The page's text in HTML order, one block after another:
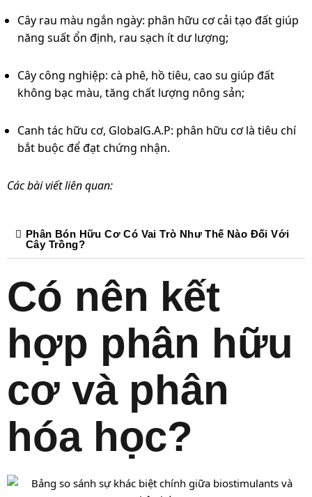
Cây rau màu ngắn ngày: phân hữu cơ cải tạo đất giúp
năng suất ổn định, rau sạch ít dư lượng;
Cây công nghiệp: cà phê, hồ tiêu, cao su giúp đất
không bạc màu, tăng chất lượng nông sản;
Canh tác hữu cơ, GlobalG.A.P: phân hữu cơ là tiêu chí
bắt buộc để đạt chứng nhận.
Các bài viết liên quan:
Phân Bón Hữu Cơ Có Vai Trò Như Thế Nào Đối Với
Cây Trồng?
Có nên kết
hợp phân hữu
cơ và phân
hóa học?